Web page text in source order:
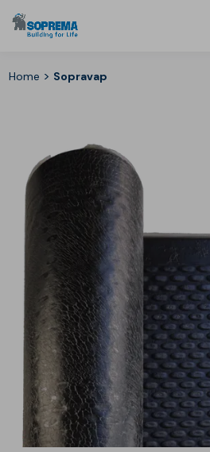
Home > Sopravap